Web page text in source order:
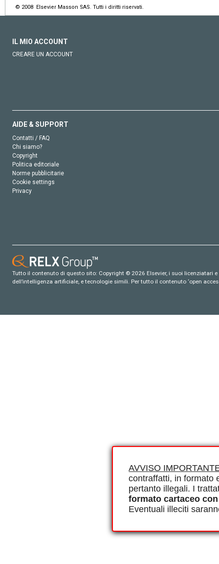
AVVISO
contraffatti, in formato
pertanto illegali. I
formato cartaceo
Eventuali illeciti
© 2008 Elsevier Masson SAS. Tutti i diritti riservati.
IL MIO ACCOUNT
CREARE UN ACCOUNT
AIDE & SUPPORT
Contatti / FAQ
Chi siamo?
Copyright
Politica editoriale
Norme pubblicitarie
Cookie settings
Privacy
Tutto il contenuto di questo sito: Copyright © 2026 Elsevier, i suoi
dell’intelligenza artificiale, e tecnologie simili. Per tutto il contenuto ‘open